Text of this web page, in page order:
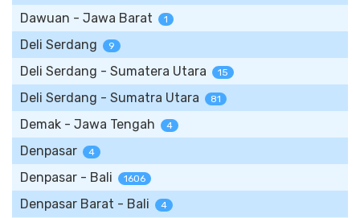
Dawuan - Jawa Barat 1
Deli Serdang 9
Deli Serdang - Sumatera Utara 15
Deli Serdang - Sumatra Utara 81
Demak - Jawa Tengah 4
Denpasar 4
Denpasar - Bali 1606
Denpasar Barat - Bali 4